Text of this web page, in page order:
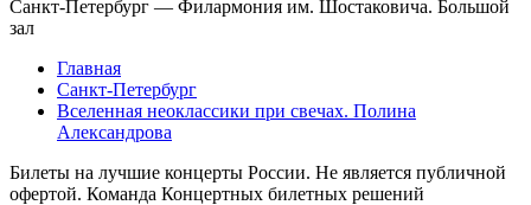
Санкт-Петербург — Филармония им. Шостаковича. Большой
зал
Главная
Санкт-Петербург
Вселенная неоклассики при свечах. Полина
Александрова
Билеты на лучшие концерты России. Не является публичной
офертой. Команда Концертных билетных решений